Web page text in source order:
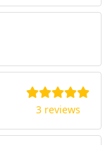
3 reviews